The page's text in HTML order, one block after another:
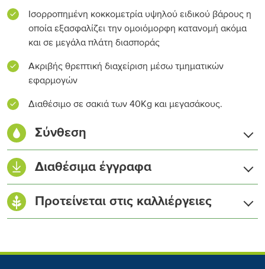
Ισορροπημένη κοκκομετρία υψηλού ειδικού βάρους η
οποία εξασφαλίζει την ομοιόμορφη κατανομή ακόμα
και σε μεγάλα πλάτη διασποράς
Ακριβής θρεπτική διαχείριση μέσω τμηματικών
εφαρμογών
Διαθέσιμο σε σακιά των 40Kg και μεγασάκους.
Σύνθεση
Ολικό άζωτο (N)
Νιτρικό (NO₃-N)
Αμμωνιακό (NH₄-N) 13,5 %
Οξείδιο του ασβεστίου (CaO) 12,0 %
Διαθέσιμα έγγραφα
Δελτίο Δεδομένων Ασφαλείας
Προτείνεται στις καλλιέργειες